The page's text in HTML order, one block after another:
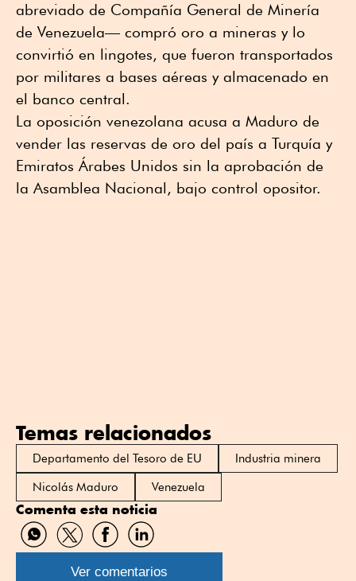
abreviado de Compañía General de Minería
de Venezuela— compró oro a mineras y lo
convirtió en lingotes, que fueron transportados
por militares a bases aéreas y almacenado en
el banco central.
La oposición venezolana acusa a Maduro de
vender las reservas de oro del país a Turquía y
Emiratos Árabes Unidos sin la aprobación de
la Asamblea Nacional, bajo control opositor.
Temas relacionados
Departamento del Tesoro de EU
Industria minera
Nicolás Maduro
Venezuela
Comenta esta noticia
Compartir
por
WhatsApp
Compartir
por
Twitter
Compartir
por
Facebook
Compartir
por
Linkedin
Ver comentarios